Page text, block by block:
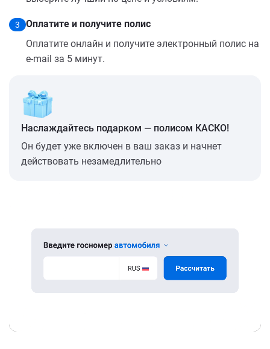
3
Оплатите и получите полис
Оплатите онлайн и получите электронный полис на
e-mail за 5 минут.
Наслаждайтесь подарком — полисом КАСКО!
Он будет уже включен в ваш заказ и начнет
действовать незамедлительно